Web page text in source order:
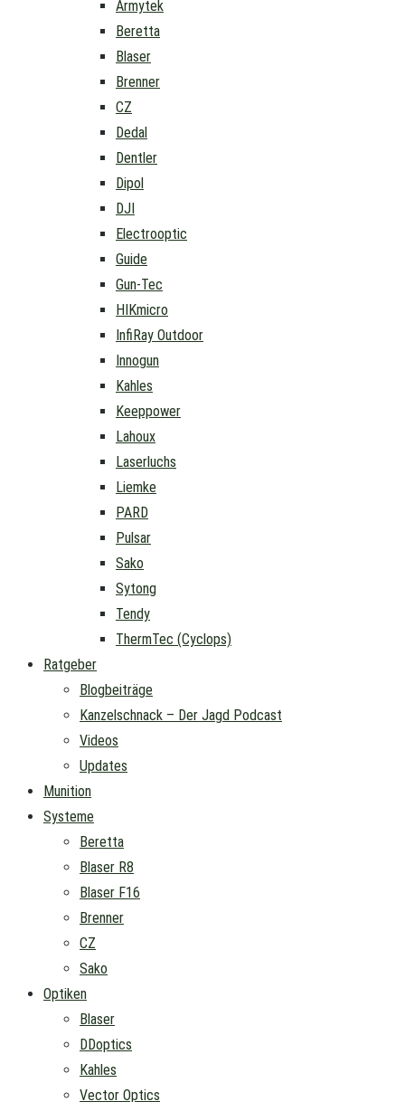
Armytek
Beretta
Blaser
Brenner
CZ
Dedal
Dentler
Dipol
DJI
Electrooptic
Guide
Gun-Tec
HIKmicro
InfiRay Outdoor
Innogun
Kahles
Keeppower
Lahoux
Laserluchs
Liemke
PARD
Pulsar
Sako
Sytong
Tendy
ThermTec (Cyclops)
Ratgeber
Blogbeiträge
Kanzelschnack – Der Jagd Podcast
Videos
Updates
Munition
Systeme
Beretta
Blaser R8
Blaser F16
Brenner
CZ
Sako
Optiken
Blaser
DDoptics
Kahles
Vector Optics